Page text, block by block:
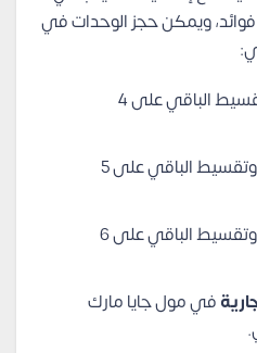
ويمكن حجز الوحدات في
مقدم 5% وتقسيط الباقي على 4
مقدم 10% وتقسيط الباقي على 5
مقدم 20% وتقسيط الباقي على 6
في مول جايا مارك